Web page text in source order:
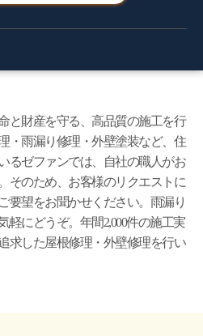
と財産を守る、高品質の施工を行
・雨漏り修理・外壁塗装など、住
るゼファンでは、自社の職人がお
そのため、お客様のリクエストに
要望をお聞かせください。雨漏り
軽にどうぞ。年間2,000件の施工実
求した屋根修理・外壁修理を行い